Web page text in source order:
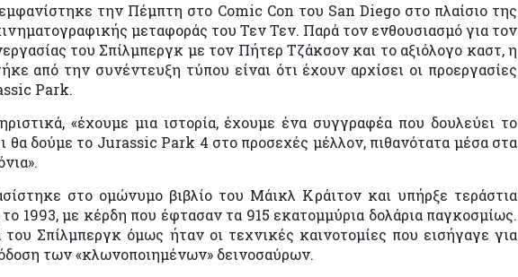
την Πέμπτη στο Comic Con του San Diego στο πλαίσιο της
μεταφοράς του Τεν Τεν. Παρά τον ενθουσιασμό για τον
του Σπίλμπεργκ με τον Πήτερ Τζάκσον και το αξιόλογο καστ, η
από την συνέντευξη τύπου είναι ότι έχουν αρχίσει οι προεργασίες
Park.
«έχουμε μια ιστορία, έχουμε ένα συγγραφέα που δουλεύει το
θα δούμε το Jurassic Park 4 στο προσεχές μέλλον, πιθανότατα μέσα στα
στο ομώνυμο βιβλίο του Μάικλ Κράιτον και υπήρξε τεράστια
το 1993, με κέρδη που έφτασαν τα 915 εκατομμύρια δολάρια παγκοσμίως.
Σπίλμπεργκ όμως ήταν οι τεχνικές καινοτομίες που εισήγαγε για
των «κλωνοποιημένων» δεινοσαύρων.